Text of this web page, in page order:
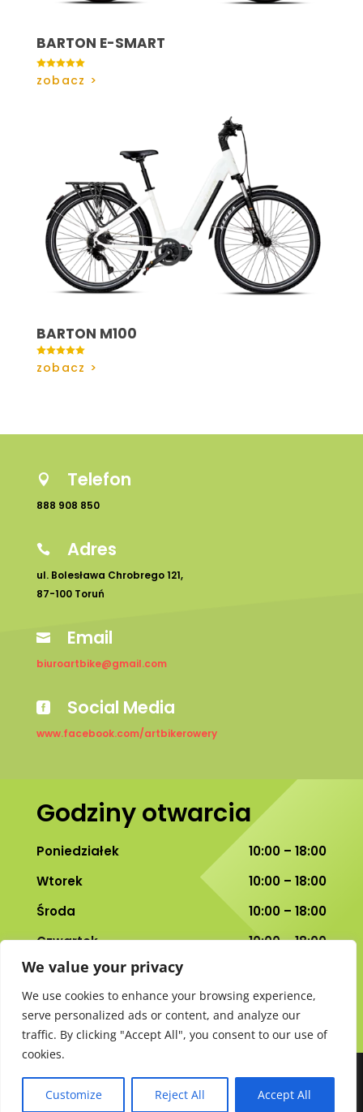
We value your privacy
We use cookies to enhance your browsing experience,
serve personalized ads or content, and analyze our
traffic. By clicking "Accept All", you consent to our use of
cookies.
Customize Reject All Accept All
BARTON E-SMART

zobacz >
BARTON M100

zobacz >
 Telefon
888 908 850
 Adres
ul. Bolesława Chrobrego 121,
87-100 Toruń
 Email
biuroartbike@gmail.com
 Social Media
www.facebook.com/artbikerowery
Godziny otwarcia
Poniedziałek
10:00 – 18:00
Wtorek
10:00 – 18:00
Środa
10:00 – 18:00
Czwartek
10:00 – 18:00
Piątek
Sobota
10:00 – 14:00
Zaprojektowane przezElegant Themes
|